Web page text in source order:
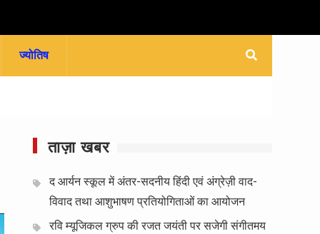
ज्योतिष
ताज़ा खबर
द आर्यन स्कूल में अंतर-सदनीय हिंदी एवं अंग्रेज़ी वाद-
विवाद तथा आशुभाषण प्रतियोगिताओं का आयोजन
रवि म्यूजिकल ग्रुप की रजत जयंती पर सजेगी संगीतमय